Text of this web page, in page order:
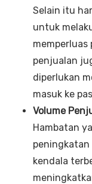
Selain itu
untuk
memperluas
penjualan
diperlukan
masuk ke
Volume
Hambatan
peningkatan
kendala